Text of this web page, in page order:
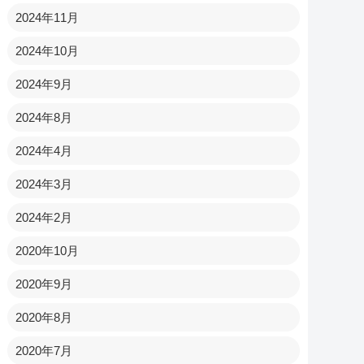
2024年11月
2024年10月
2024年9月
2024年8月
2024年4月
2024年3月
2024年2月
2020年10月
2020年9月
2020年8月
2020年7月